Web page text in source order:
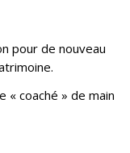
pour de nouveau
« coaché » de main